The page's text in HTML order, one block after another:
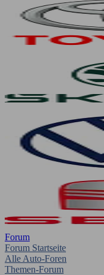
Forum
Forum Startseite
Alle Auto-Foren
Themen-Forum